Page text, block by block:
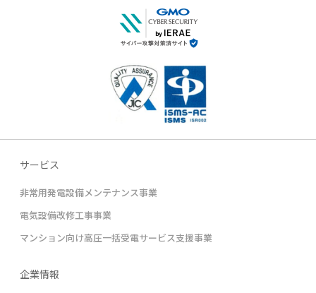
サービス
非常用発電設備メンテナンス事業
電気設備改修工事事業
マンション向け高圧一括受電サービス支援事業
企業情報